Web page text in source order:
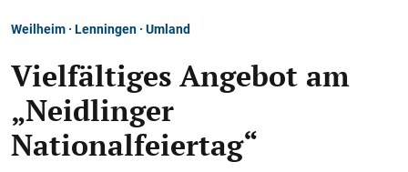
Weilheim · Lenningen · Umland
Vielfältiges Angebot am
„Neidlinger
Nationalfeiertag“